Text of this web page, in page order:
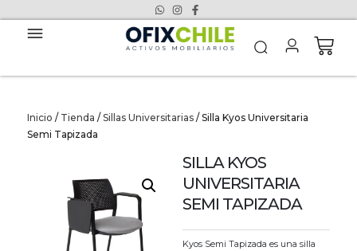
Inicio / Tienda / Sillas Universitarias/ Silla Kyos Universitaria
Semi Tapizada
SILLA KYOS
UNIVERSITARIA
SEMI TAPIZADA
Kyos Semi Tapizada es una silla